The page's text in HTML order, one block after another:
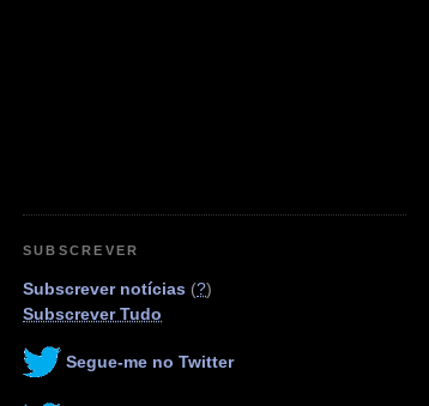
SUBSCREVER
Subscrever notícias (?)
Subscrever Tudo
Segue-me no Twitter